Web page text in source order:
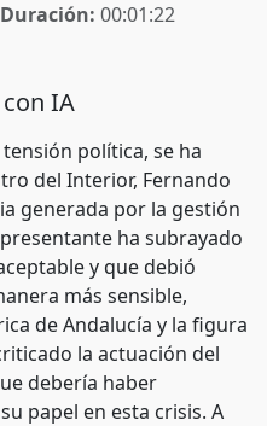
Duración: 00:01:22
IA
política, se ha
del Interior, Fernando
generada por la gestión
ha subrayado
y que debió
más sensible,
de Andalucía y la figura
la actuación del
debería haber
papel en esta crisis. A